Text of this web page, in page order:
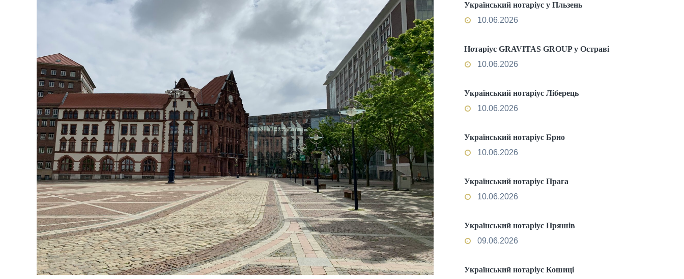
Український нотаріус у Пльзень
10.06.2026
Нотаріус GRAVITAS GROUP у Остраві
10.06.2026
Український нотаріус Ліберець
10.06.2026
Український нотаріус Брно
10.06.2026
Український нотаріус Прага
10.06.2026
Український нотаріус Пряшів
09.06.2026
Український нотаріус Кошиці